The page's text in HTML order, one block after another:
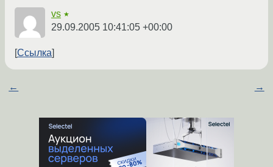
vs ★
29.09.2005 10:41:05 +00:00
Ссылка
← →